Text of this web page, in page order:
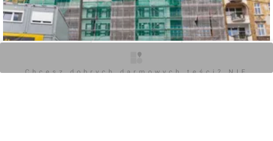
Chcesz dobrych darmowych teści? NIE